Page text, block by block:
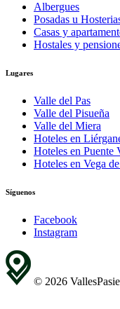
Albergues
Posadas u
Casas y
Hostales y
Lugares
Valle del Pas
Valle del Pisueña
Valle del Miera
Hoteles en
Hoteles en Puente
Hoteles en Vega
Síguenos
Facebook
Instagram
© 2026